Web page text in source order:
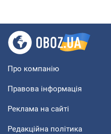
Про компанію
Правова інформація
Реклама на сайті
Редакційна політика